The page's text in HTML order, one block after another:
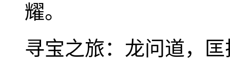
耀。
寻宝之旅：龙问道，